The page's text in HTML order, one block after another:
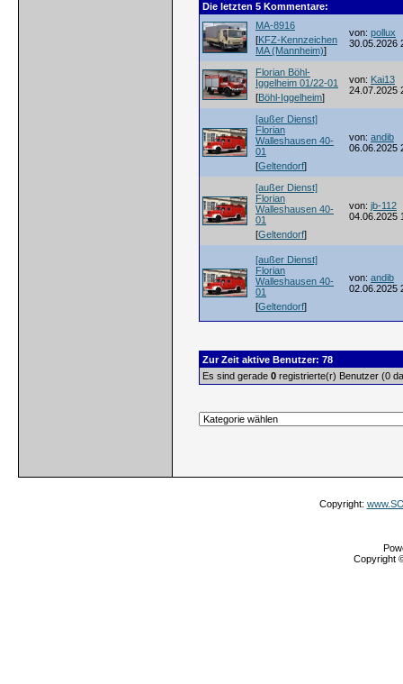
Die letzten 5 Kommentare:
MA-8916
[KFZ-Kennzeichen
MA (Mannheim)]
von: pollux
30.05.2026
Florian Böhl-
Iggelheim 01/22-01
[Böhl-Iggelheim]
von: Kai13
24.07.2025
[außer Dienst]
Florian
Walleshausen 40-
01
[Geltendorf]
von: andib
06.06.2025
[außer Dienst]
Florian
Walleshausen 40-
01
[Geltendorf]
von: jb-112
04.06.2025
[außer Dienst]
Florian
Walleshausen 40-
01
[Geltendorf]
von: andib
02.06.2025
Zur Zeit aktive Benutzer: 78
Es sind gerade 0 registrierte(r) Benutzer (0
Copyright:
Copyright